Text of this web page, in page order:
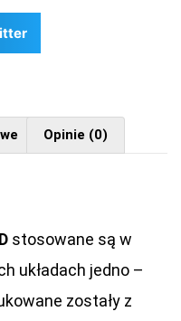
Opinie (0)
stosowane są w
układach jedno –
zostały z